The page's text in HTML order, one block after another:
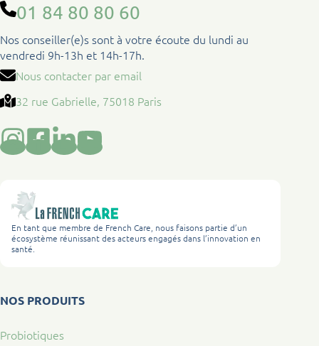
01 84 80 80 60
Nos conseiller(e)s sont à votre écoute du lundi au
vendredi 9h-13h et 14h-17h.
Nous contacter par email
32 rue Gabrielle, 75018 Paris
En tant que membre de French Care, nous faisons partie d’un
écosystème réunissant des acteurs engagés dans l’innovation en
santé.
NOS PRODUITS
Probiotiques